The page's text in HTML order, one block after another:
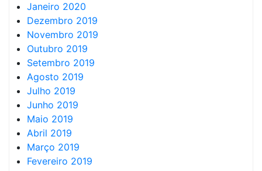
Janeiro 2020
Dezembro 2019
Novembro 2019
Outubro 2019
Setembro 2019
Agosto 2019
Julho 2019
Junho 2019
Maio 2019
Abril 2019
Março 2019
Fevereiro 2019